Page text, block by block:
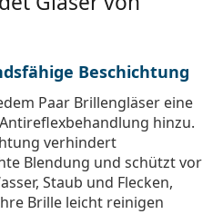
Beschichtung
Paar Brillengläser eine
hinzu.
verhindert
Blendung und schützt vor
Staub und Flecken,
Brille leicht reinigen